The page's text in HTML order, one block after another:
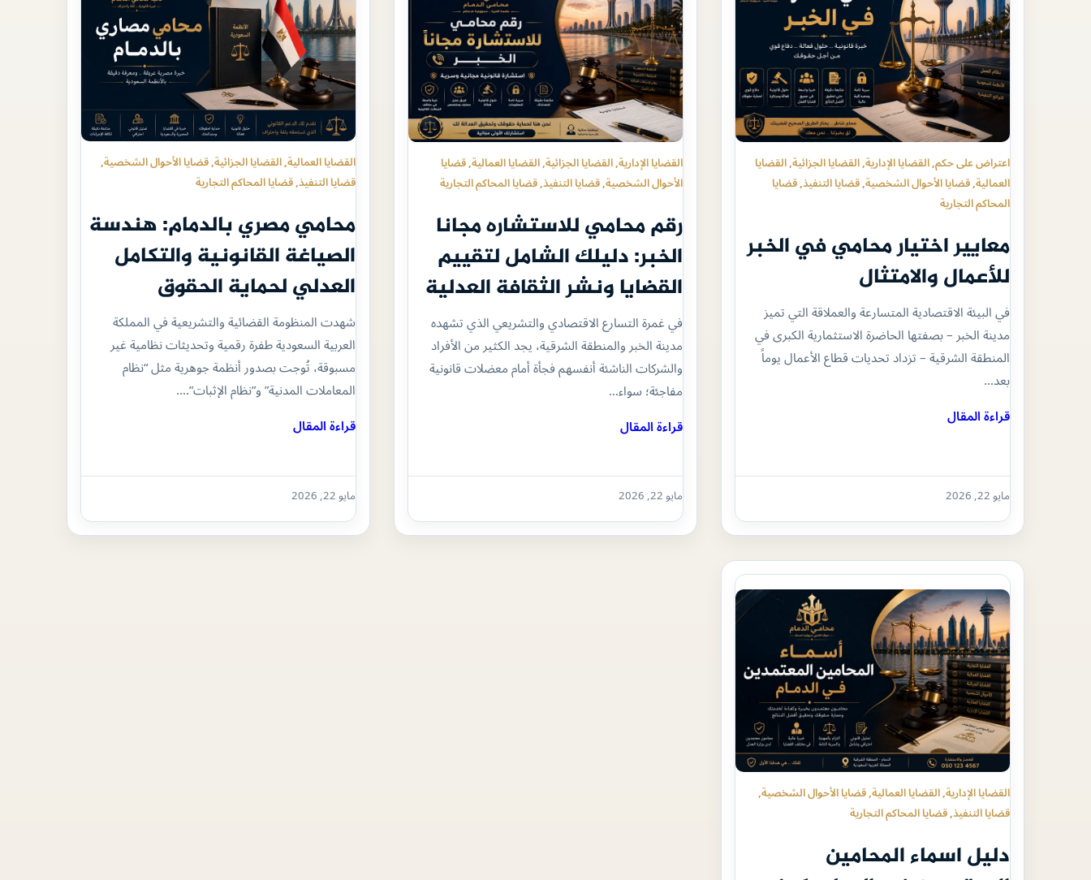
اعتراض على حكم, القضايا الإدارية, القضايا الجزائية, القضايا
العمالية, قضايا الأحوال الشخصية, قضايا التنفيذ, قضايا
المحاكم التجارية
معايير اختيار محامي في الخبر
للأعمال والامتثال
في البيئة الاقتصادية المتسارعة والعملاقة التي تميز
مدينة الخبر – بصفتها الحاضرة الاستثمارية الكبرى في
المنطقة الشرقية – تزداد تحديات قطاع الأعمال يوماً
بعد…
قراءة المقال
مايو 22, 2026
القضايا الإدارية, القضايا الجزائية, القضايا العمالية, قضايا
الأحوال الشخصية, قضايا التنفيذ, قضايا المحاكم التجارية
رقم محامي للاستشاره مجانا
الخبر: دليلك الشامل لتقييم
القضايا ونشر الثقافة العدلية
في غمرة التسارع الاقتصادي والتشريعي الذي تشهده
مدينة الخبر والمنطقة الشرقية، يجد الكثير من الأفراد
والشركات الناشئة أنفسهم فجأة أمام معضلات قانونية
مفاجئة؛ سواء…
قراءة المقال
مايو 22, 2026
القضايا العمالية, القضايا الجزائية, قضايا الأحوال الشخصية,
قضايا التنفيذ, قضايا المحاكم التجارية
محامي مصري بالدمام: هندسة
الصياغة القانونية والتكامل
العدلي لحماية الحقوق
شهدت المنظومة القضائية والتشريعية في المملكة
العربية السعودية طفرة رقمية وتحديثات نظامية غير
مسبوقة، تُوجت بصدور أنظمة جوهرية مثل “نظام
المعاملات المدنية” و”نظام الإثبات”.…
قراءة المقال
مايو 22, 2026
القضايا الإدارية, القضايا العمالية, قضايا الأحوال الشخصية,
قضايا التنفيذ, قضايا المحاكم التجارية
دليل اسماء المحامين